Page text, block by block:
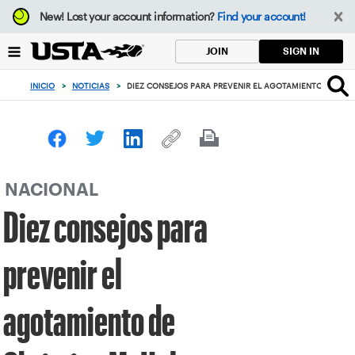
Enfoque
desde
botón
volver
principio
New!Lost your account information? Find your account!
JOIN SIGN IN
INICIO > NOTICIAS > DIEZ CONSEJOS PARA PREVENIR EL AGOTAMIENTO DE
NACIONAL
Diez consejos para
prevenir el
agotamiento de